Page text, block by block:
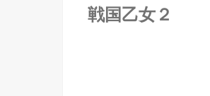
戦国乙女２